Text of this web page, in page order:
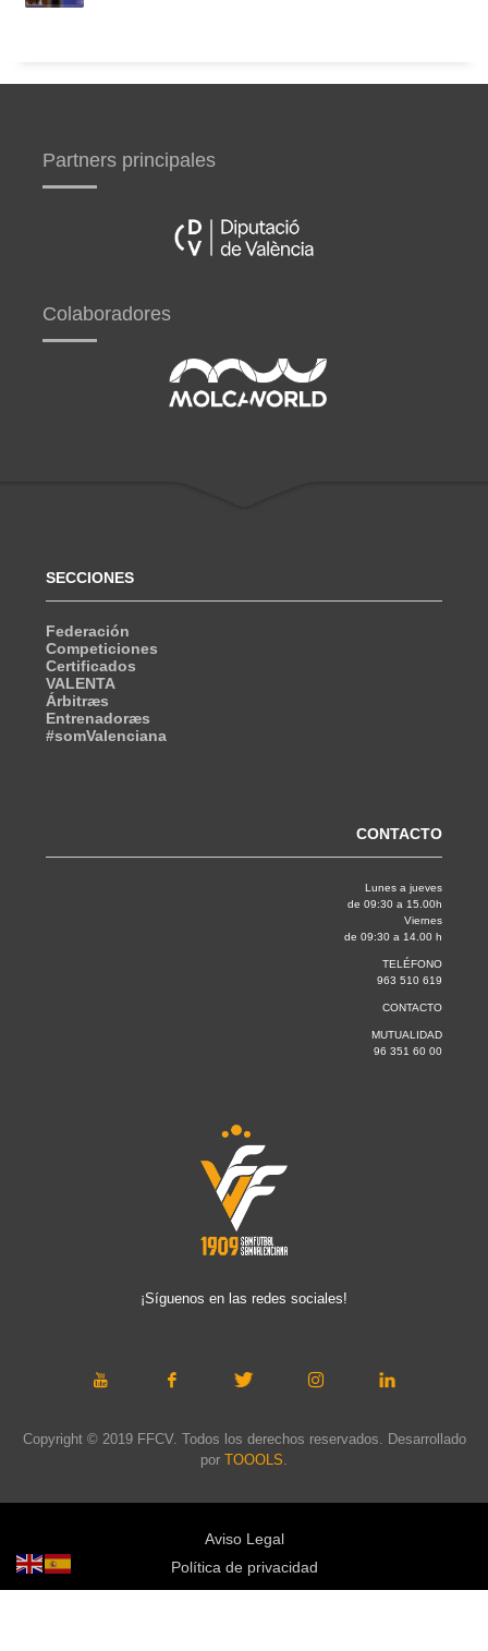
Partners principales
Colaboradores
SECCIONES
Federación
Competiciones
Certificados
VALENTA
Árbitræs
Entrenadoræs
#somValenciana
CONTACTO
Lunes a jueves
de 09:30 a 15.00h
Viernes
de 09:30 a 14.00 h
TELÉFONO
963 510 619
CONTACTO
MUTUALIDAD
96 351 60 00
¡Síguenos en las redes sociales!
Copyright © 2019 FFCV. Todos los derechos reservados. Desarrollado
por TOOOLS
Aviso Legal
Política de privacidad
Política de cookies